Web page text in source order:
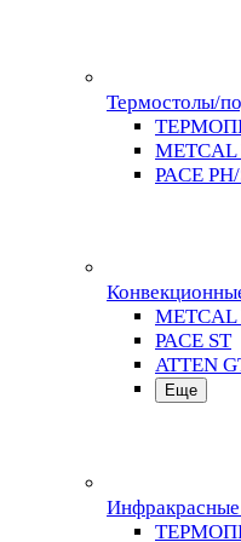
Термостолы/
METCAL
PACE
METCAL
PACE ST
ATTEN
Еще